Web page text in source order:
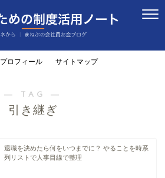
プロフィール サイトマップ
― TAG ―
引き継ぎ
退職を決めたら何をいつまでに？ やることを時系
列リストで人事目線で整理